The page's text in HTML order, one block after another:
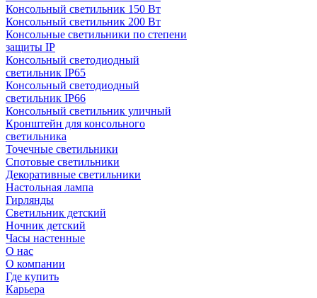
Консольный светильник 150 Вт
Консольный светильник 200 Вт
Консольные светильники по степени
защиты IP
Консольный светодиодный
светильник IP65
Консольный светодиодный
светильник IP66
Консольный светильник уличный
Кронштейн для консольного
светильника
Точечные светильники
Спотовые светильники
Декоративные светильники
Настольная лампа
Гирлянды
Светильник детский
Ночник детский
Часы настенные
О нас
О компании
Где купить
Карьера